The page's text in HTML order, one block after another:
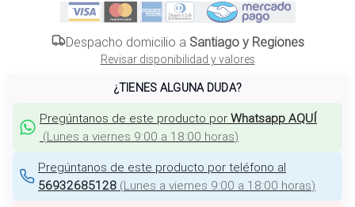
Despacho domicilio a Santiago y Regiones
Revisar disponibilidad y valores
¿TIENES ALGUNA DUDA?
Pregúntanos de este producto por Whatsapp AQUÍ
(Lunes a viernes 9:00 a 18:00 horas)
Pregúntanos de este producto por teléfono al
56932685128 (Lunes a viernes 9:00 a 18:00 horas)